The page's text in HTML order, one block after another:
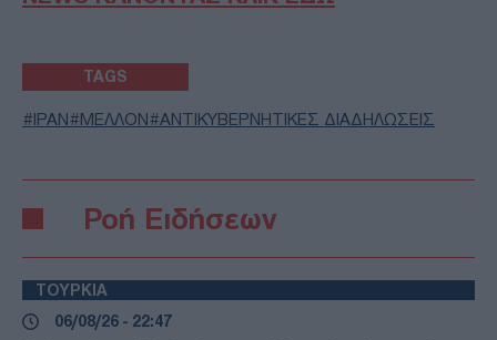
TAGS
ΙΡΑΝ ΜΕΛΛΟΝ ΑΝΤΙΚΥΒΕΡΝΗΤΙΚΕΣ ΔΙΑΔΗΛΩΣΕΙΣ
Ροή Ειδήσεων
ΤΟΥΡΚΙΑ
06/08/26 - 22:47